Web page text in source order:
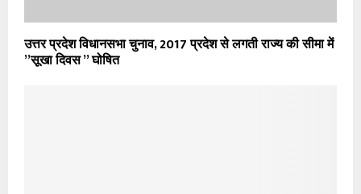
उत्तर प्रदेश विधानसभा चुनाव, 2017 प्रदेश से लगती राज्य की सीमा में
’’सूखा दिवस ’’ घोषित